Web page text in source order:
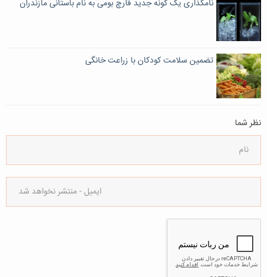
نامگذاری یک گونه جدید قارچ بومی به نام باستانی مازندران
تضمین سلامت کودکان با زراعت خانگی
نظر شما